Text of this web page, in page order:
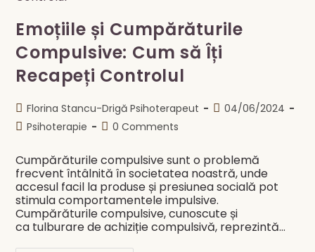
Emoțiile și Cumpărăturile
Compulsive: Cum să Îți
Recapeți Controlul
Post
author:
Florina Stancu-Drigă Psihoterapeut
Post04/06/2024
PostPsihoterapie
Post0 Comments
Cumpărăturile compulsive sunt o problemă
frecvent întâlnită în societatea noastră, unde
accesul facil la produse și presiunea socială pot
stimula comportamentele impulsive.
Cumpărăturile compulsive, cunoscute și
ca tulburare de achiziție compulsivă, reprezintă…